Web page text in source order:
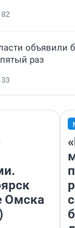
82
объявили
раз
33
Омска